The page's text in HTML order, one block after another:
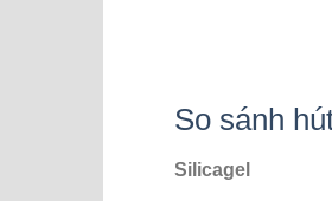
So sánh
Silicagel